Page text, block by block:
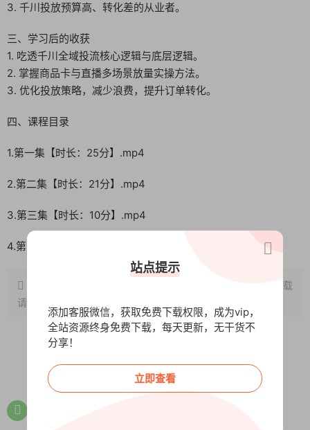
3. 千川投放预算高、转化差的从业者。
三、学习后的收获
1. 吃透千川全域投流核心逻辑与底层逻辑。
2. 掌握商品卡与直播多场景放量实操方法。
3. 优化投放策略，减少浪费，提升订单转化。
四、课程目录
1.第一集【时长：25分】.mp4
2.第二集【时长：21分】.mp4
3.第三集【时长：10分】.mp4
4.第四集【时长：8分】.mp4
，转载
请注明出处~~~
0 0
站点提示
添加客服微信，获取免费下载权限，成为vip，
全站资源终身免费下载，每天更新，无干货不
分享！
立即查看